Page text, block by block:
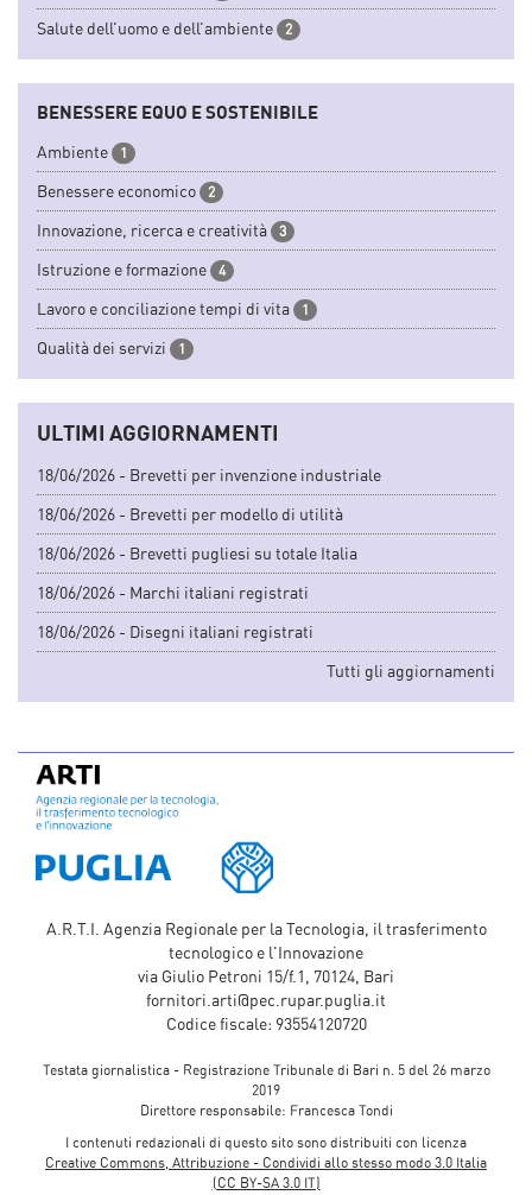
Salute dell’uomo e dell’ambiente 2
BENESSERE EQUO E SOSTENIBILE
Ambiente 1
Benessere economico 2
Innovazione, ricerca e creatività 3
Istruzione e formazione 4
Lavoro e conciliazione tempi di vita 1
Qualità dei servizi 1
ULTIMI AGGIORNAMENTI
18/06/2026 - Brevetti per invenzione industriale
18/06/2026 - Brevetti per modello di utilità
18/06/2026 - Brevetti pugliesi su totale Italia
18/06/2026 - Marchi italiani registrati
18/06/2026 - Disegni italiani registrati
Tutti gli aggiornamenti
A.R.T.I. Agenzia Regionale per la Tecnologia, il trasferimento
tecnologico e l'Innovazione
via Giulio Petroni 15/f.1, 70124, Bari
fornitori.arti@pec.rupar.puglia.it
Codice fiscale: 93554120720
Testata giornalistica - Registrazione Tribunale di Bari n. 5 del 26 marzo
2019
Direttore responsabile: Francesca Tondi
I contenuti redazionali di questo sito sono distribuiti con licenza
Creative Commons, Attribuzione - Condividi allo stesso modo 3.0 Italia
(CC BY-SA 3.0 IT)